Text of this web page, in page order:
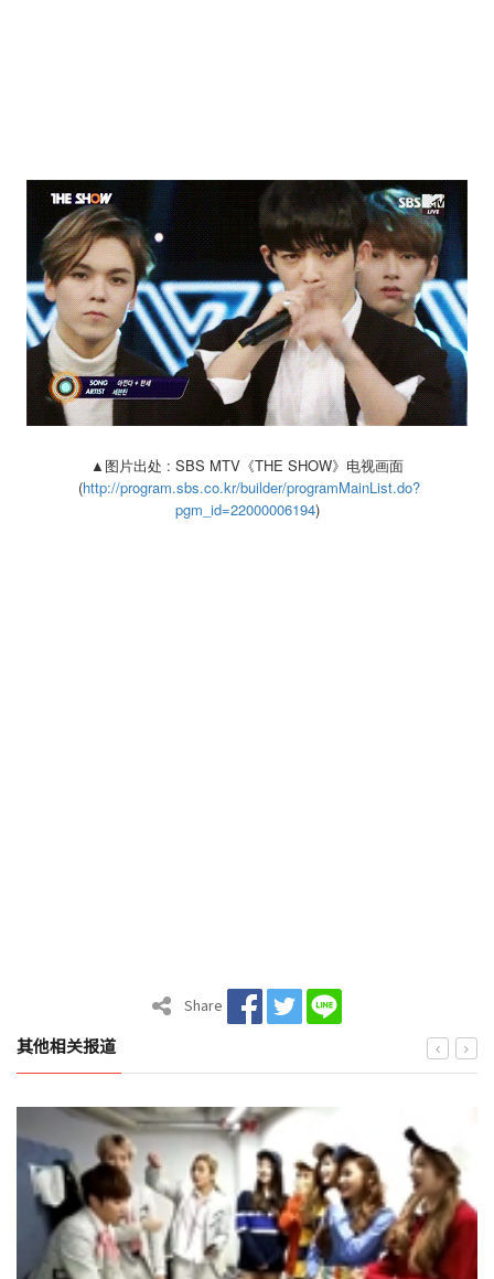
▲图片出处 : SBS MTV《THE SHOW》电视画面
(http://program.sbs.co.kr/builder/programMainList.do?
pgm_id=22000006194)
Share
其他相关报道